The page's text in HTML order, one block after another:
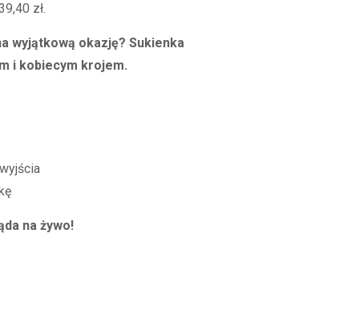
zł.
wyjątkową okazję? Sukienka
i kobiecym krojem.
na żywo!